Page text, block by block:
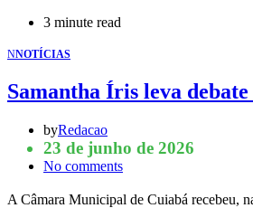
3 minute read
NNOTÍCIAS
Samantha Íris leva
byRedacao
23 de junho de 2026
No comments
A Câmara Municipal de Cuiabá recebeu,